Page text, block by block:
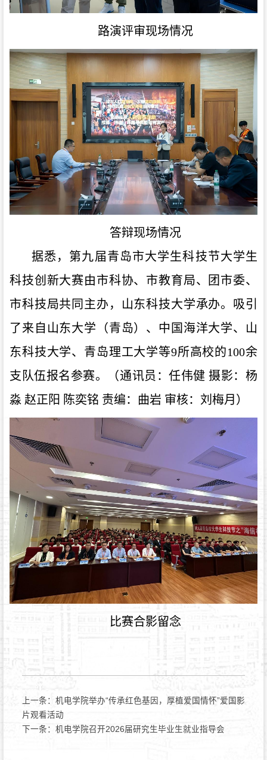
路演评审现场情况
答辩现场情况
据悉，第九届青岛市大学生科技节大学生
科技创新大赛由市科协、市教育局、团市委、
市科技局共同主办，山东科技大学承办。吸引
了来自 山东大学（青岛）、中国海洋大学、山
东科技大学、青岛理工大学等9所高校的100余
支队伍报名参赛。（通讯员：任伟健 摄影：杨
淼 赵正阳 陈奕铭 责编：曲岩 审核：刘梅月 ）
比赛合影留念
上一条： 机电学院举办“传承红色基因，厚植爱国情怀”爱国影
片观看活动
下一条： 机电学院召开2026届研究生毕业生就业指导会